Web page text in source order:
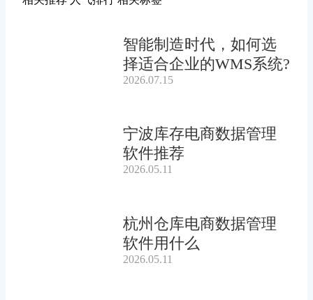
智能制造时代，如何选
择适合企业的WMS系统?
2026.07.15
宁波库存电商数据管理
软件推荐
2026.05.11
杭州仓库电商数据管理
软件用什么
2026.05.11